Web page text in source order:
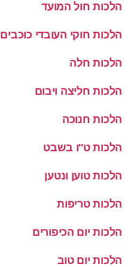
הלכות חול המועד
הלכות חוקי העובדי כוכבים
הלכות חלה
הלכות חליצה ויבום
הלכות חנוכה
הלכות ט''ו בשבט
הלכות טוען ונטען
הלכות טריפות
הלכות יום הכיפורים
הלכות יום טוב